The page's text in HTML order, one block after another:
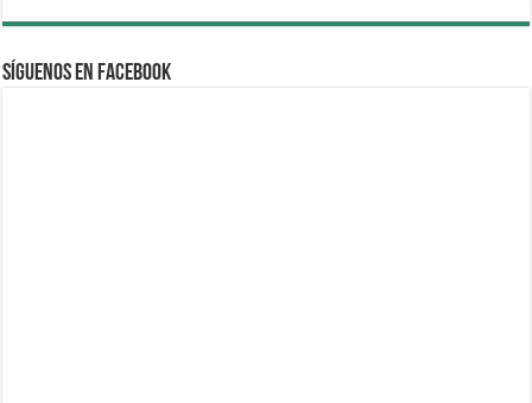
Síguenos en Facebook